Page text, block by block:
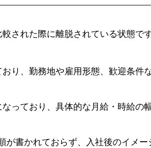
された際に離脱されている状態で
り、勤務地や雇用形態、歓迎条件
っており、具体的な月給・時給の
が書かれておらず、入社後のイメー